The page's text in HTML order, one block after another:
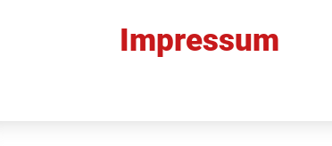
Impressum